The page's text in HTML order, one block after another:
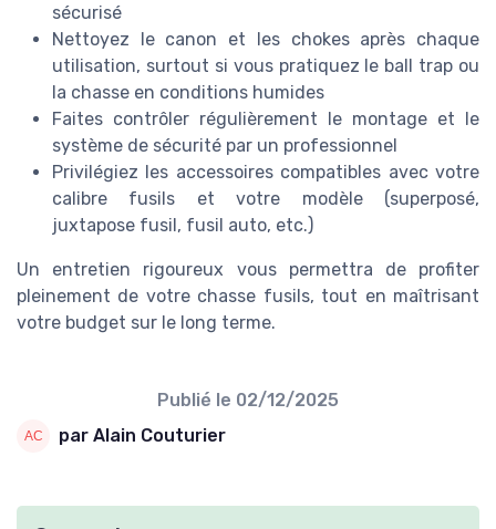
sécurisé
Nettoyez le canon et les chokes après chaque
utilisation, surtout si vous pratiquez le ball trap ou
la chasse en conditions humides
Faites contrôler régulièrement le montage et le
système de sécurité par un professionnel
Privilégiez les accessoires compatibles avec votre
calibre fusils et votre modèle (superposé,
juxtapose fusil, fusil auto, etc.)
Un entretien rigoureux vous permettra de profiter
pleinement de votre chasse fusils, tout en maîtrisant
votre budget sur le long terme.
Publié le 02/12/2025
par Alain Couturier